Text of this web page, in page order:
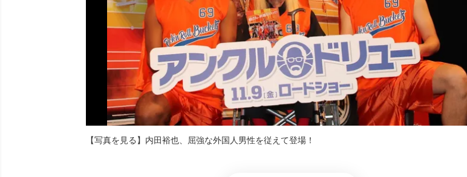
【写真を見る】内田裕也、屈強な外国人男性を従えて登場！